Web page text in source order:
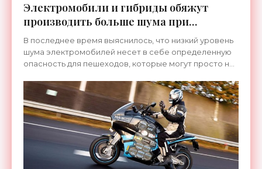
Электромобили и гибриды обяжут
производить больше шума при
движении - «Электромобили»
В последнее время выяснилось, что низкий уровень
шума электромобилей несет в себе определенную
опасность для пешеходов, которые могут просто не
не